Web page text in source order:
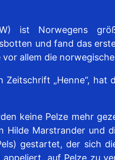
ist Norwegens
und fand das
allem die
„Henne“, hat
keine Pelze mehr
Hilde Marstrander und
gestartet, der sich